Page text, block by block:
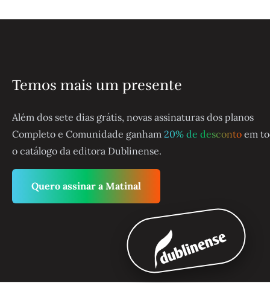
Temos mais um presente
Além dos sete dias grátis, novas assinaturas dos planos
Completo e Comunidade ganham 20% de desconto em
o catálogo da editora Dublinense.
Quero assinar a Matinal